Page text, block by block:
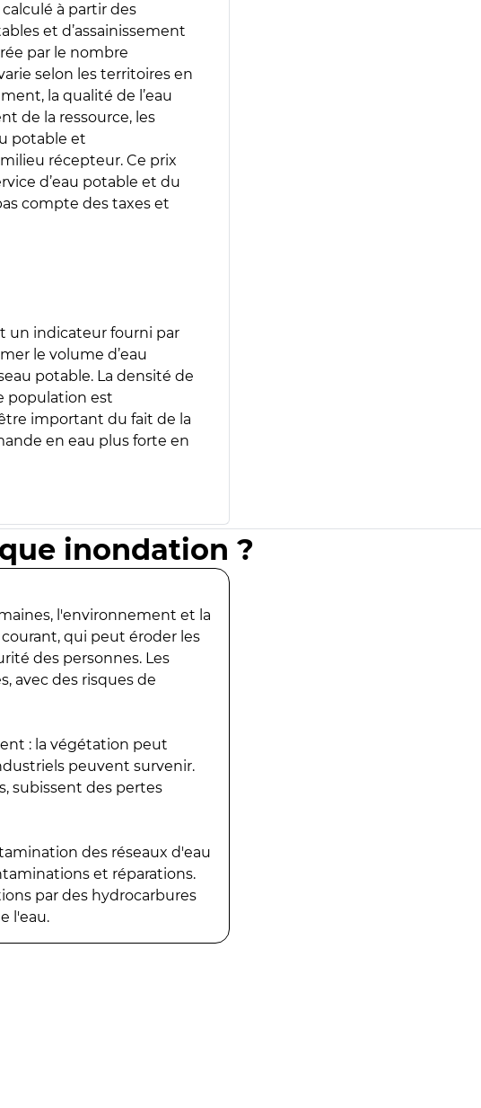
calculé à partir des
et d’assainissement
par le nombre
selon les territoires en
la qualité de l’eau
de la ressource, les
potable et
récepteur. Ce prix
d’eau potable et du
compte des taxes et
un indicateur fourni par
le volume d’eau
potable. La densité de
population est
important du fait de la
en eau plus forte en
inondation ?
l'environnement et la
qui peut éroder les
des personnes. Les
avec des risques de
: la végétation peut
peuvent survenir.
subissent des pertes
des réseaux d'eau
et réparations.
par des hydrocarbures
l'eau.